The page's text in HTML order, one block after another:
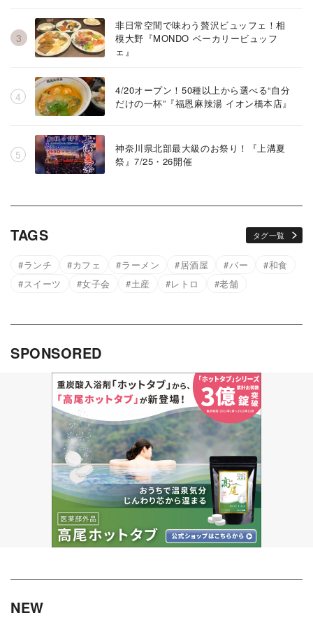
非日常空間で味わう贅沢ビュッフェ！相
模大野『MONDO ベーカリービュッフ
ェ』
4/20オープン！50種以上から選べる“自分
だけの一杯”『福恩麻辣湯 イオン橋本店』
神奈川県北部最大級のお祭り！『上溝夏
祭』7/25・26開催
TAGS タグ一覧
ランチ カフェ ラーメン 居酒屋 バー
和食
スイーツ
女子会 土産 レトロ 老舗
SPONSORED
NEW